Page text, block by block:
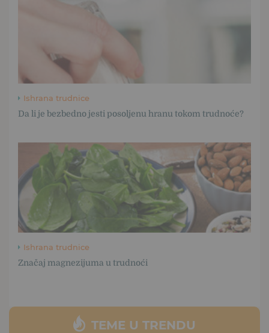
TEME U TRENDU
Ishrana trudnice
Da li je bezbedno jesti posoljenu hranu tokom trudnoće?
Ishrana trudnice
Značaj magnezijuma u trudnoći